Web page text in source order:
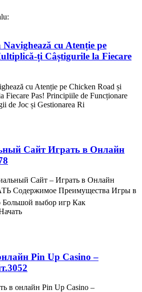
cu Atenție pe
ți Câștigurile la Fiecare
cu Atenție pe Chicken Road și
Fiecare Pas! Principiile de Funcționare
de Joc și Gestionarea Ri
Сайт Играть в Онлайн
Сайт – Играть в Онлайн
Содержимое Преимущества Игры в
выбор игр Как
Pin Up Casino –
в онлайн Pin Up Casino –